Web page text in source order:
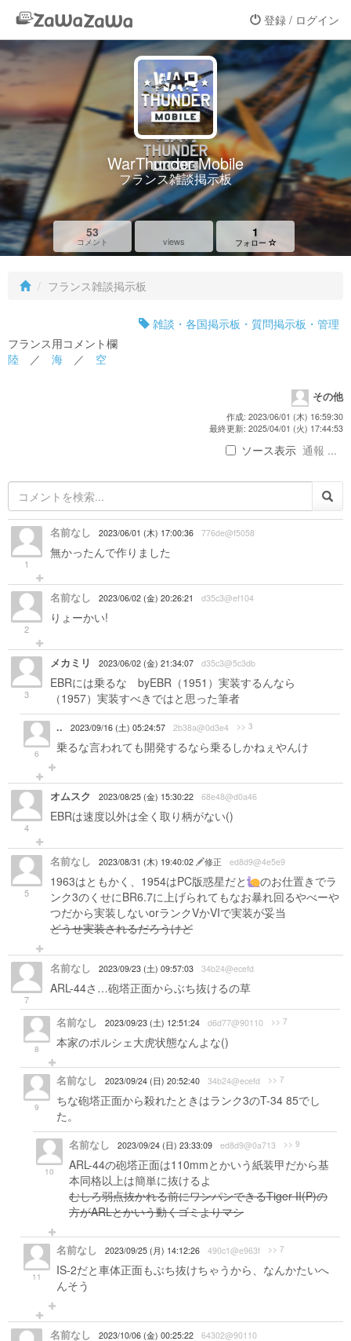
登録 / ログイン
WarThunder Mobile
フランス雑談掲示板
53
コメント views
1
フォロー
フランス雑談掲示板
雑談・各国掲示板・質問掲示板・管理
フランス用コメント欄
陸 ／ 海 ／ 空
その他
作成: 2023/06/01 (木) 16:59:30
最終更新: 2025/04/01 (火) 17:44:53
ソース表示 通報 ...
1
名前なし 2023/06/01 (木) 17:00:36 776de@f5058
無かったんで作りました
2
名前なし 2023/06/02 (金) 20:26:21 d35c3@ef104
りょーかい!
3
メカミリ 2023/06/02 (金) 21:34:07 d35c3@5c3db
EBRには乗るな byEBR（1951）実装するんなら
（1957）実装すべきではと思った筆者
6
.. 2023/09/16 (土) 05:24:57 2b38a@0d3e4 >> 3
乗るな言われても開発するなら乗るしかねぇやんけ
4
オムスク 2023/08/25 (金) 15:30:22 68e48@d0a46
EBRは速度以外は全く取り柄がない()
5
名前なし 2023/08/31 (木) 19:40:02 修正 ed8d9@4e5e9
1963はともかく、1954はPC版惑星だと
のお仕置きでラ
ンク3のくせにBR6.7に上げられてもなお暴れ回るやべーや
つだから実装しないorランクVかVIで実装が妥当
どうせ実装されるだろうけど
7
名前なし 2023/09/23 (土) 09:57:03 34b24@ecefd
ARL-44さ…砲塔正面からぶち抜けるの草
8
名前なし 2023/09/23 (土) 12:51:24 d6d77@90110 >> 7
本家のポルシェ大虎状態なんよな()
9
名前なし 2023/09/24 (日) 20:52:40 34b24@ecefd >> 7
ちな砲塔正面から殺れたときはランク3のT-34 85でし
た。
10
名前なし 2023/09/24 (日) 23:33:09 ed8d9@0a713 >> 9
ARL-44の砲塔正面は110mmとかいう紙装甲だから基
本同格以上は簡単に抜けるよ
むしろ弱点抜かれる前にワンパンできるTiger II(P)の
方がARLとかいう動くゴミよりマシ
11
名前なし 2023/09/25 (月) 14:12:26 490c1@e963f >> 7
IS-2だと車体正面もぶち抜けちゃうから、なんかたいへ
んそう
名前なし 2023/10/06 (金) 00:25:22 64302@90110